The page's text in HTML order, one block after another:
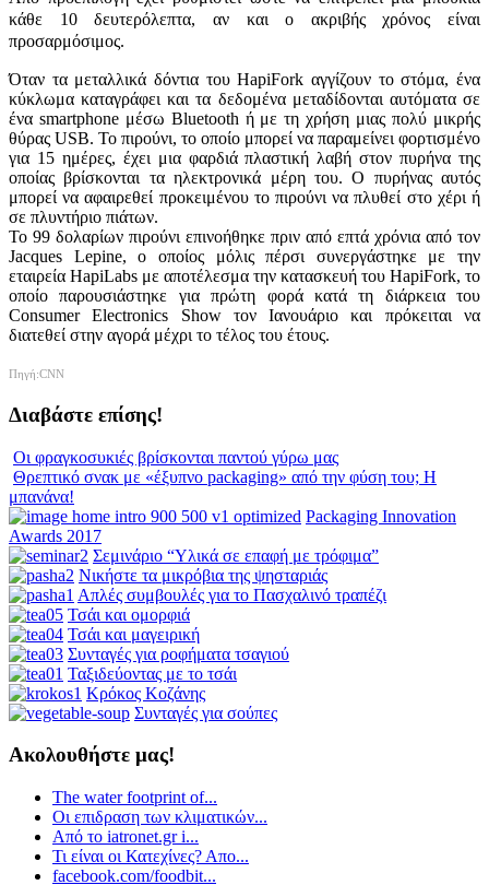
κάθε 10 δευτερόλεπτα, αν και ο ακριβής χρόνος είναι
προσαρμόσιμος.
Όταν τα μεταλλικά δόντια του HapiFork αγγίζουν το στόμα, ένα
κύκλωμα καταγράφει και τα δεδομένα μεταδίδονται αυτόματα σε
ένα smartphone μέσω Bluetooth ή με τη χρήση μιας πολύ μικρής
θύρας USB. Το πιρούνι, το οποίο μπορεί να παραμείνει φορτισμένο
για 15 ημέρες, έχει μια φαρδιά πλαστική λαβή στον πυρήνα της
οποίας βρίσκονται τα ηλεκτρονικά μέρη του. Ο πυρήνας αυτός
μπορεί να αφαιρεθεί προκειμένου το πιρούνι να πλυθεί στο χέρι ή
σε πλυντήριο πιάτων.
Το 99 δολαρίων πιρούνι επινοήθηκε πριν από επτά χρόνια από τον
Jacques Lepine, ο οποίος μόλις πέρσι συνεργάστηκε με την
εταιρεία HapiLabs με αποτέλεσμα την κατασκευή του HapiFork, το
οποίο παρουσιάστηκε για πρώτη φορά κατά τη διάρκεια του
Consumer Electronics Show τον Ιανουάριο και πρόκειται να
διατεθεί στην αγορά μέχρι το τέλος του έτους.
Πηγή:CNN
Διαβάστε επίσης!
Οι φραγκοσυκιές βρίσκονται παντού γύρω μας
Θρεπτικό σνακ με «έξυπνο packaging» από την φύση του; Η
μπανάνα!
Packaging Innovation
Awards 2017
Σεμινάριο “Υλικά σε επαφή με τρόφιμα”
Νικήστε τα μικρόβια της ψησταριάς
Απλές συμβουλές για το Πασχαλινό τραπέζι
Τσάι και ομορφιά
Τσάι και μαγειρική
Συνταγές για ροφήματα τσαγιού
Ταξιδεύοντας με το τσάι
Κρόκος Κοζάνης
Συνταγές για σούπες
Ακολουθήστε μας!
The water footprint of...
Οι επιδραση των κλιματικών...
Από το iatronet.gr i...
Τι είναι οι Κατεχίνες? Απο...
facebook.com/foodbit...